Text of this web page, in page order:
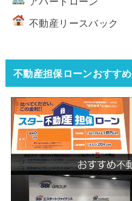
不動産リースバック
不動産担保ローンおすすめ